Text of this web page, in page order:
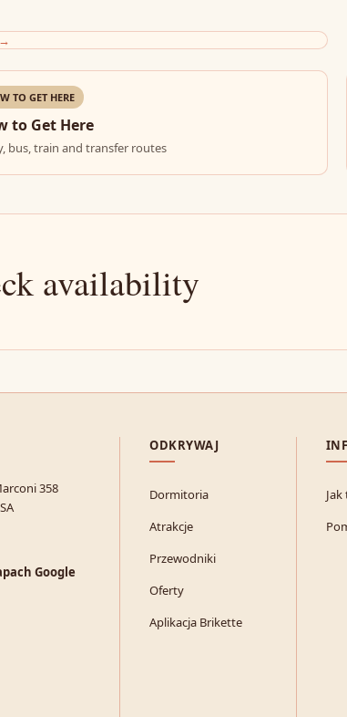
TO GET HERE
to Get Here
bus, train and transfer routes
availability
358
Google
ODKRYWAJ
Dormitoria
Atrakcje
Przewodniki
Oferty
Aplikacja Brikette